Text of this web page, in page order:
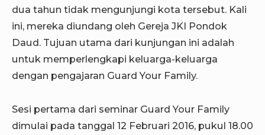
dua tahun tidak mengunjungi kota tersebut. Kali
ini, mereka diundang oleh Gereja JKI Pondok
Daud. Tujuan utama dari kunjungan ini adalah
untuk memperlengkapi keluarga-keluarga
dengan pengajaran Guard Your Family.
Sesi pertama dari seminar Guard Your Family
dimulai pada tanggal 12 Februari 2016, pukul 18.00